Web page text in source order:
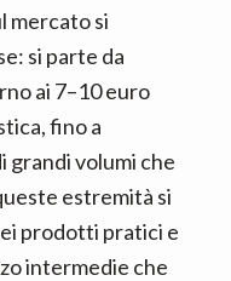
mercato si
si parte da
ai 7–10 euro
fino a
grandi volumi che
estremità si
prodotti pratici e
intermedie che